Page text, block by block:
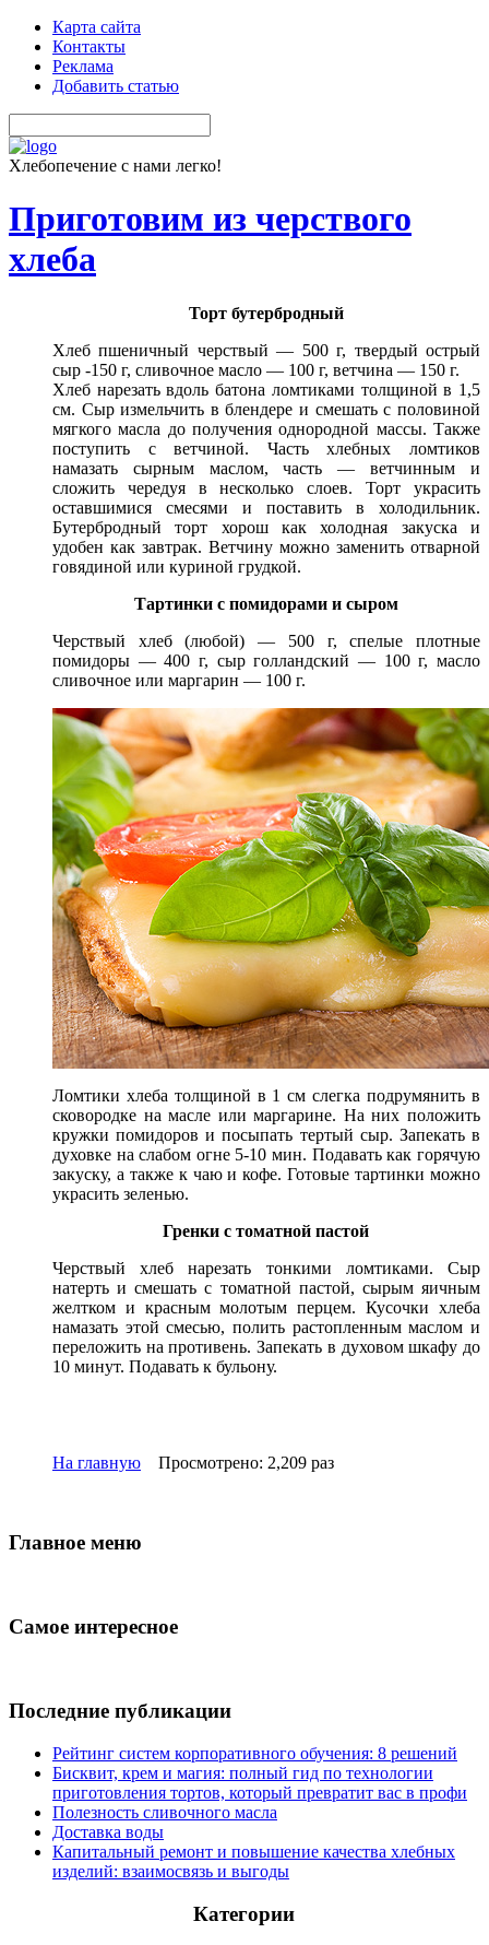
Карта сайта
Контакты
Реклама
Добавить статью
Хлебопечение с нами легко!
Приготовим из черствого
хлеба
Торт бутербродный
Хлеб пшеничный черствый — 500 г, твердый острый
сыр -150 г, сливочное масло — 100 г, ветчина — 150 г.
Хлеб нарезать вдоль батона ломтиками толщиной в 1,5
см. Сыр измельчить в блендере и смешать с половиной
мягкого масла до получения однородной массы. Также
поступить с ветчиной. Часть хлебных ломтиков
намазать сырным маслом, часть — ветчинным и
сложить чередуя в несколько слоев. Торт украсить
оставшимися смесями и поставить в холодильник.
Бутербродный торт хорош как холодная закуска и
удобен как завтрак. Ветчину можно заменить отварной
говядиной или куриной грудкой.
Тартинки с помидорами и сыром
Черствый хлеб (любой) — 500 г, спелые плотные
помидоры — 400 г, сыр голландский — 100 г, масло
сливочное или маргарин — 100 г.
Ломтики хлеба толщиной в 1 см слегка подрумянить в
сковородке на масле или маргарине. На них положить
кружки помидоров и посыпать тертый сыр. Запекать в
духовке на слабом огне 5-10 мин. Подавать как горячую
закуску, а также к чаю и кофе. Готовые тартинки можно
украсить зеленью.
Гренки с томатной пастой
Черствый хлеб нарезать тонкими ломтиками. Сыр
натерть и смешать с томатной пастой, сырым яичным
желтком и красным молотым перцем. Кусочки хлеба
намазать этой смесью, полить растопленным маслом и
переложить на противень. Запекать в духовом шкафу до
10 минут. Подавать к бульону.
На главную Просмотрено: 2,209 раз
Главное меню
Самое интересное
Последние публикации
Рейтинг систем корпоративного обучения: 8 решений
Бисквит, крем и магия: полный гид по технологии
приготовления тортов, который превратит вас в профи
Полезность сливочного масла
Доставка воды
Капитальный ремонт и повышение качества хлебных
изделий: взаимосвязь и выгоды
Категории